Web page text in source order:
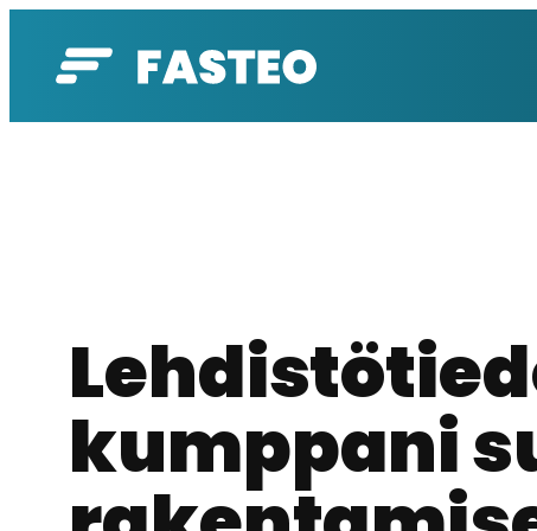
sisältöön
kumppani